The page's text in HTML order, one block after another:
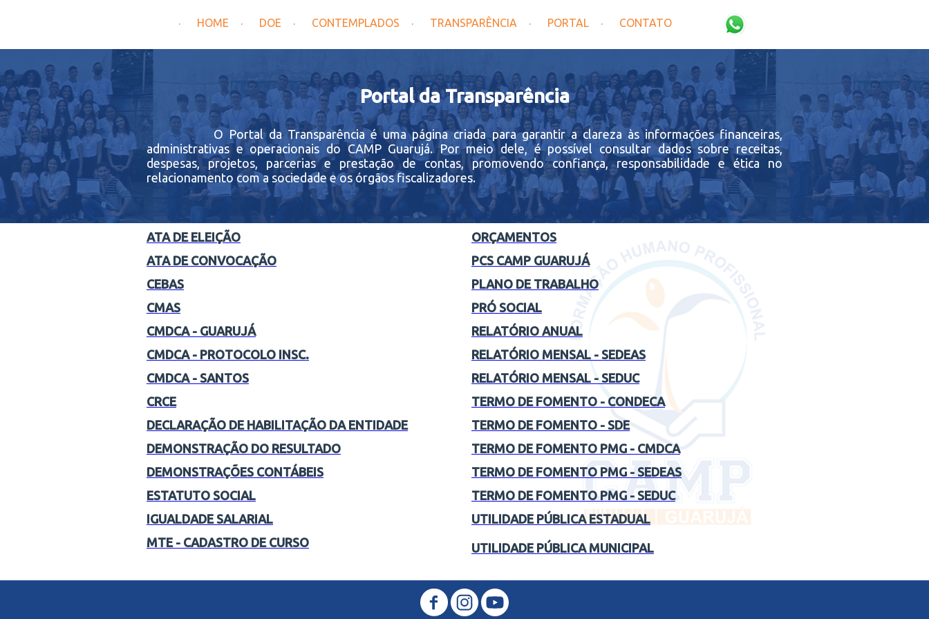
HOME DOE CONTEMPLADOS TRANSPARÊNCIA PORTAL CONTATO
Portal da Transparência
O Portal da Transparência é uma página criada para garantir a clareza às informações financeiras,
administrativas e operacionais do CAMP Guarujá. Por meio dele, é possível consultar dados sobre receitas,
despesas, projetos, parcerias e prestação de contas, promovendo confiança, responsabilidade e ética no
relacionamento com a sociedade e os órgãos fiscalizadores.
ATA DE ELEIÇÃO
ATA DE CONVOCAÇÃO
CEBAS
CMAS
CMDCA - GUARUJÁ
CMDCA - PROTOCOLO INSC.
CMDCA - SANTOS
CRCE
DECLARAÇÃO DE HABILITAÇÃO DA ENTIDADE
DEMONSTRAÇÃO DO RESULTADO
DEMONSTRAÇÕES CONTÁBEIS
ESTATUTO SOCIAL
IGUALDADE SALARIAL
MTE - CADASTRO DE CURSO
ORÇAMENTOS
PCS CAMP GUARUJÁ
PLANO DE TRABALHO
PRÓ SOCIAL
RELATÓRIO ANUAL
RELATÓRIO MENSAL - SEDEAS
RELATÓRIO MENSAL - SEDUC
TERMO DE FOMENTO - CONDECA
TERMO DE FOMENTO - SDE
TERMO DE FOMENTO PMG - CMDCA
TERMO DE FOMENTO PMG - SEDEAS
TERMO DE FOMENTO PMG - SEDUC
UTILIDADE PÚBLICA ESTADUAL
UTILIDADE PÚBLICA MUNICIPAL